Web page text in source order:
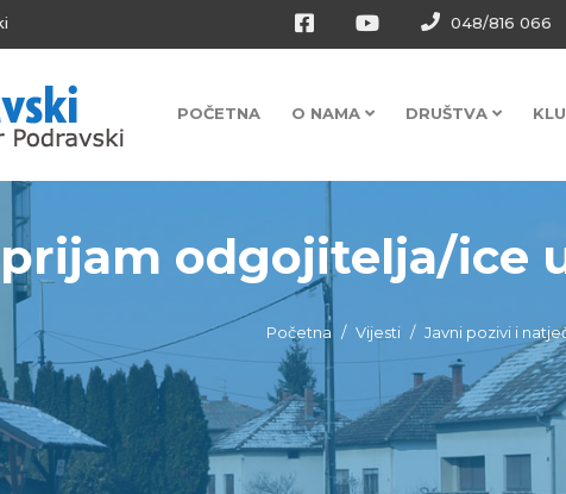
048/816 066
POČETNA O NAMA DRUŠTVA
prijam odgojitelja/ice
Početna Vijesti Javni pozivi i